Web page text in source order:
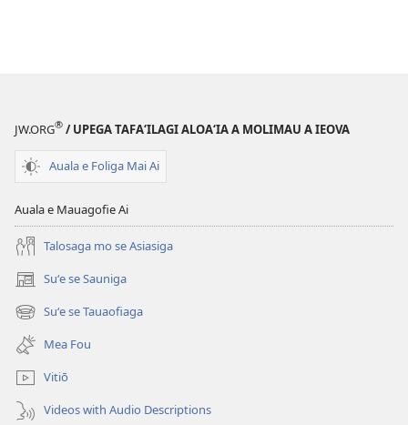
JW.ORG® / UPEGA TAFA‘ILAGI ALOA‘IA A MOLIMAU A IEOVA
Auala e Foliga Mai Ai
Auala e Mauagofie Ai
Talosaga mo se Asiasiga
Suʻe se Sauniga
(tatala
se
isi
polokalame)
Suʻe se Tauaofiaga
(tatala
se
isi
polokalame)
Mea Fou
Vitiō
Videos with Audio Descriptions